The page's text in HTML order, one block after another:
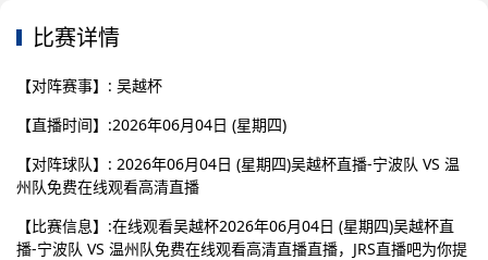
比赛详情
【对阵赛事】: 吴越杯
【直播时间】:2026年06月04日 (星期四)
【对阵球队】: 2026年06月04日 (星期四)吴越杯直播-宁波队 VS 温
州队免费在线观看高清直播
【比赛信息】:在线观看吴越杯2026年06月04日 (星期四)吴越杯直
播-宁波队 VS 温州队免费在线观看高清直播直播，JRS直播吧为你提